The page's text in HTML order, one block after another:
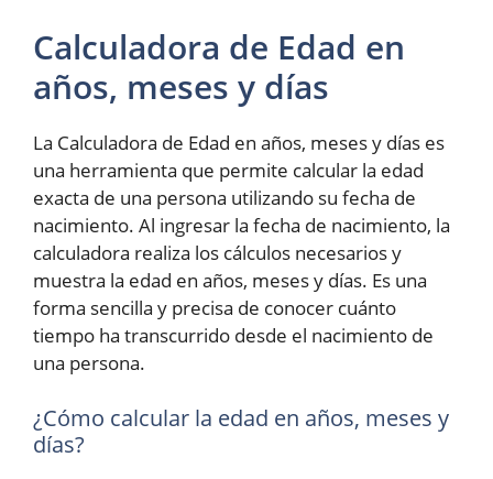
Calculadora de Edad en
años, meses y días
La Calculadora de Edad en años, meses y días es
una herramienta que permite calcular la edad
exacta de una persona utilizando su fecha de
nacimiento. Al ingresar la fecha de nacimiento, la
calculadora realiza los cálculos necesarios y
muestra la edad en años, meses y días. Es una
forma sencilla y precisa de conocer cuánto
tiempo ha transcurrido desde el nacimiento de
una persona.
¿Cómo calcular la edad en años, meses y
días?